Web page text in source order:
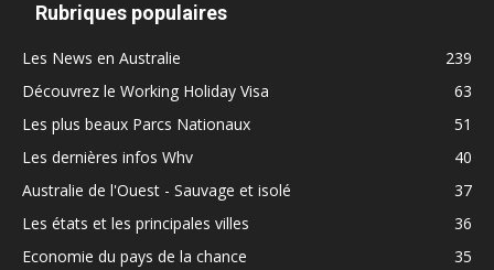
Rubriques populaires
Les News en Australie
239
Découvrez le Working Holiday Visa
63
Les plus beaux Parcs Nationaux
51
Les dernières infos Whv
40
Australie de l'Ouest - Sauvage et isolé
37
Les états et les principales villes
36
Economie du pays de la chance
35